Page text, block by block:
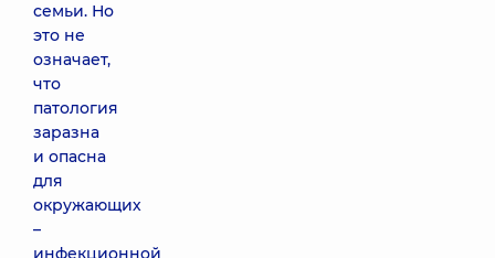
семьи. Но
это не
означает,
что
патология
заразна
и опасна
для
окружающих
–
инфекционной